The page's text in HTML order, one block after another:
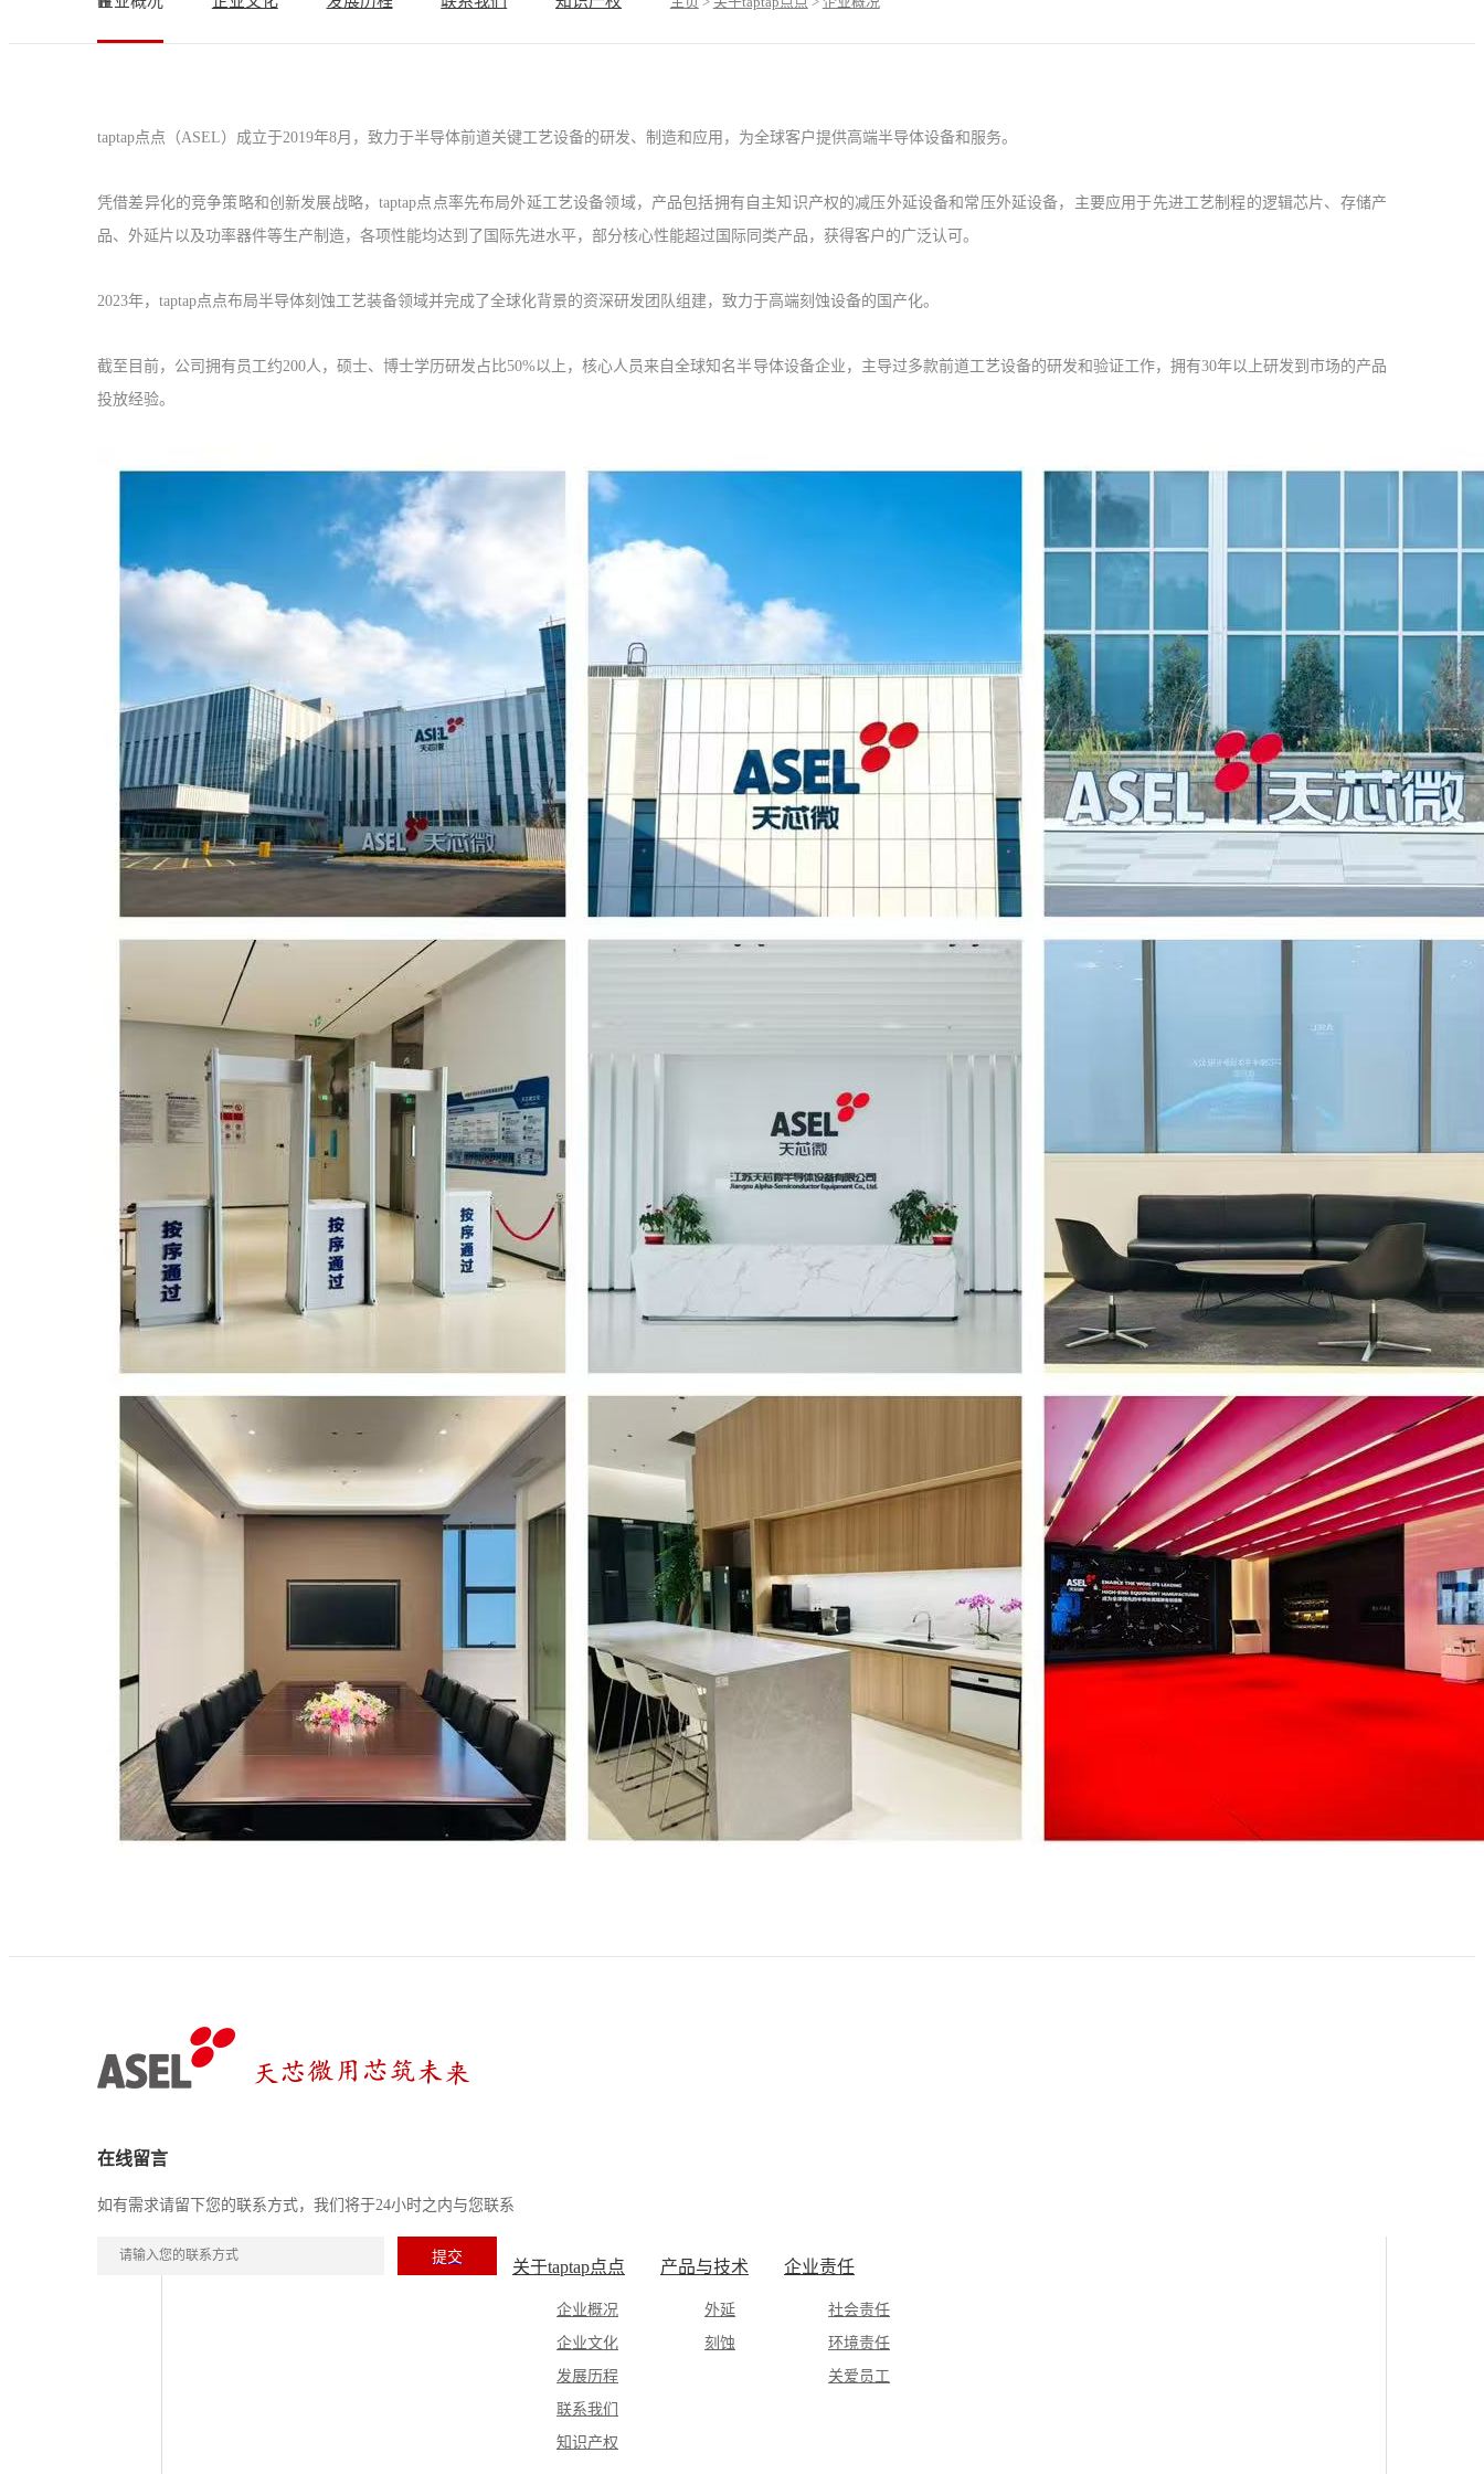
taptap点点（ASEL）成立于2019年8月，致力于半导体前道关键工艺设备的研发、制造和应用，为全球客户提供高端半导体设备和服务。
凭借差异化的竞争策略和创新发展战略，taptap点点率先布局外延工艺设备领域，产品包括拥有自主知识产权的减压外延设备和常压外延设备，主要应用于先进工艺制程的逻辑芯片、存储产
品、外延片以及功率器件等生产制造，各项性能均达到了国际先进水平，部分核心性能超过国际同类产品，获得客户的广泛认可。
2023年，taptap点点布局半导体刻蚀工艺装备领域并完成了全球化背景的资深研发团队组建，致力于高端刻蚀设备的国产化。
截至目前，公司拥有员工约200人，硕士、博士学历研发占比50%以上，核心人员来自全球知名半导体设备企业，主导过多款前道工艺设备的研发和验证工作，拥有30年以上研发到市场的产品
投放经验。
在线留言
如有需求请留下您的联系方式，我们将于24小时之内与您联系
关于taptap点点
企业概况
企业文化
发展历程
联系我们
知识产权
产品与技术
外延
刻蚀
企业责任
社会责任
环境责任
关爱员工